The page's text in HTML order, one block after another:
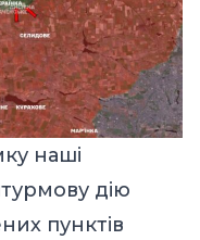
наші
дію
пунктів